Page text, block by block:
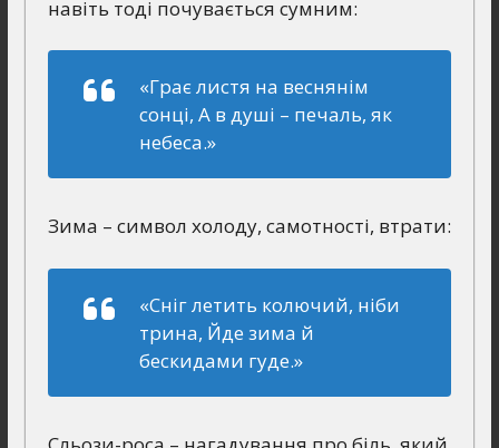
навіть тоді почувається сумним:
«Грає листя на веснянім
сонці, А в душі – печаль, як
небеса.»
Зима – символ холоду, самотності, втрати:
«Сніг летить колючий, ніби
трина, Йде зима й
бескидами гуде.»